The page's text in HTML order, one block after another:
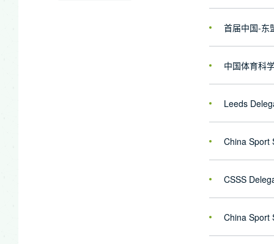
首届中国-东
中国体育科
Leeds
CSSS
China Sport